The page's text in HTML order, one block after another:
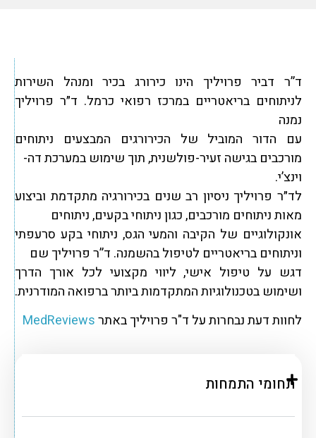
ד”ר דביר פרויליך הינו כירורג בכיר ומנהל השירות
לניתוחים בריאטריים במרכז רפואי כרמל. ד״ר פרויליך
נמנה
עם הדור המוביל של הכירורגים המבצעים ניתוחים
מורכבים בגישה זעיר-פולשנית, תוך שימוש במערכת דה-
וינצ’י.
לד״ר פרויליך ניסיון רב שנים בכירורגיה מתקדמת וביצוע
מאות ניתוחים מורכבים, כגון ניתוחי בקעים, ניתוחים
אונקולוגיים של הקיבה והמעי הגס, ניתוחי בקע סרעפתי
וניתוחים בריאטריים לטיפול בהשמנה. ד”ר פרויליך שם
דגש על טיפול אישי, ליווי מקצועי לכל אורך הדרך
ושימוש בטכנולוגיות המתקדמות ביותר ברפואה המודרנית.
לחוות דעת נבחרות על ד"ר פרויליך באתרMedReviews
תחומי התמחות